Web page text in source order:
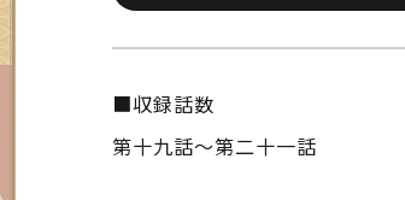
■収録話数
第十九話～第二十一話